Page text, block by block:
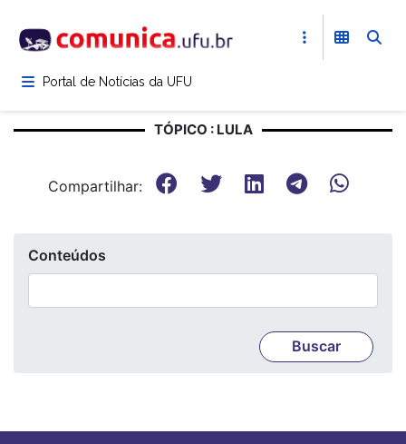
para
conteúdoPortal de Notícias da UFU
TÓPICO : LULA
Compartilhar:
Conteúdos